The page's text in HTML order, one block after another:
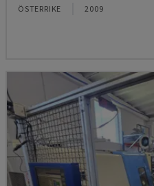
ÖSTERRIKE 2009